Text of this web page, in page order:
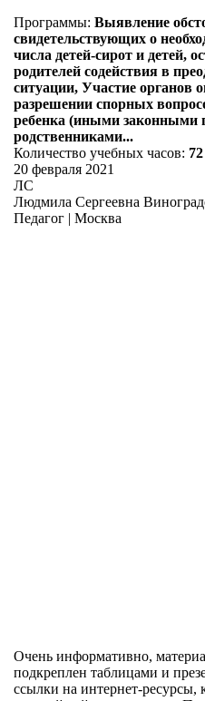
Программы: Выявление
свидетельствующих о
числа детей-сирот и детей,
родителей содействия в
ситуации, Участие органов
разрешении спорных
ребенка (иными законными
родственниками...
Количество учебных часов: 72
20 февраля 2021
ЛС
Людмила Сергеевна
Педагог | Москва
Очень информативно,
подкреплен таблицами и
ссылки на интернет-ресурсы,